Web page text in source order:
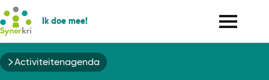
Ik doe mee!
Kruimelpad
Activiteitenagenda